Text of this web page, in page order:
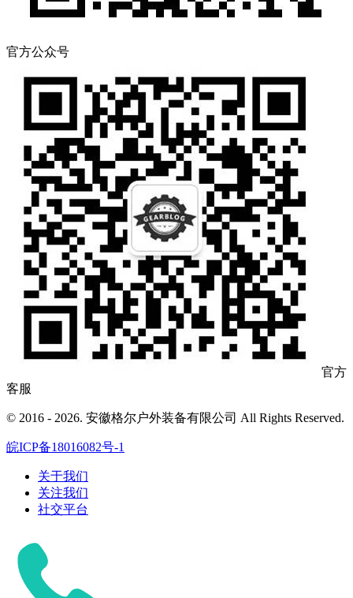
官方公众号
官方
客服
© 2016 - 2026. 安徽格尔户外装备有限公司 All Rights Reserved.
皖ICP备18016082号-1
关于我们
关注我们
社交平台